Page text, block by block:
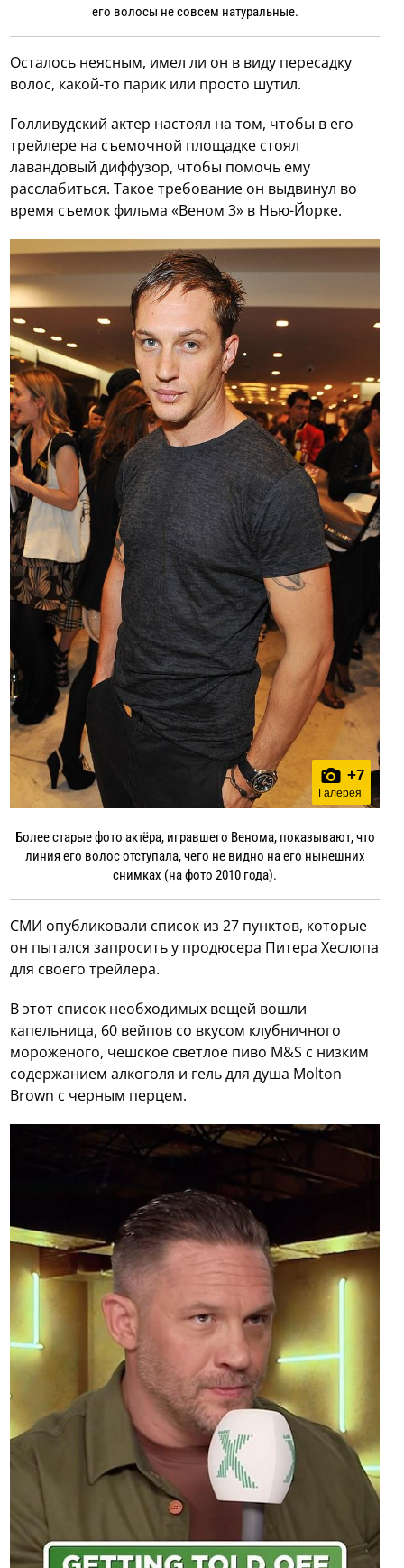
его волосы не совсем натуральные.
Осталось неясным, имел ли он в виду пересадку
волос, какой-то парик или просто шутил.
Голливудский актер настоял на том, чтобы в его
трейлере на съемочной площадке стоял
лавандовый диффузор, чтобы помочь ему
расслабиться. Такое требование он выдвинул во
время съемок фильма «Веном 3» в Нью-Йорке.
+7
Галерея
Более старые фото актёра, игравшего Венома, показывают, что
линия его волос отступала, чего не видно на его нынешних
снимках (на фото 2010 года).
СМИ опубликовали список из 27 пунктов, которые
он пытался запросить у продюсера Питера Хеслопа
для своего трейлера.
В этот список необходимых вещей вошли
капельница, 60 вейпов со вкусом клубничного
мороженого, чешское светлое пиво M&S с низким
содержанием алкоголя и гель для душа Molton
Brown с черным перцем.